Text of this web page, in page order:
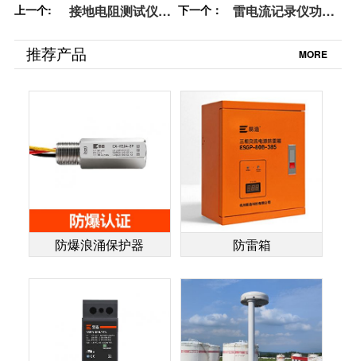
上一个:
接地电阻测试仪的
范围，“对症下
药”！【易造防雷】
下一个：
雷电流记录仪功能
推荐产品 MORE
防爆浪涌保护器 防雷箱